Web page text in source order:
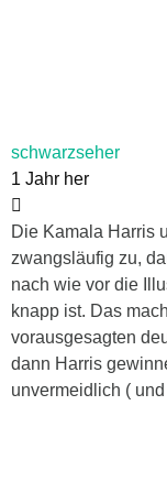
schwarzseher
1 Jahr her
Die Kamala Harris
zwangsläufig zu,
nach wie vor die
knapp ist. Das
vorausgesagten
dann Harris
unvermeidlich (